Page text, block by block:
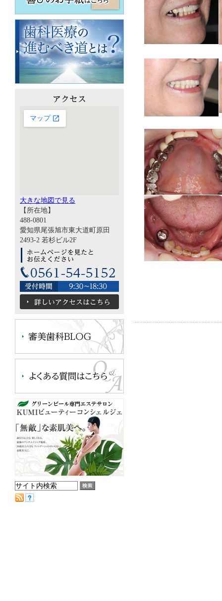
大きな地図で見る
【所在地】
488-0801
愛知県尾張旭市東大道町原田
2493-2 若杉ビル2F